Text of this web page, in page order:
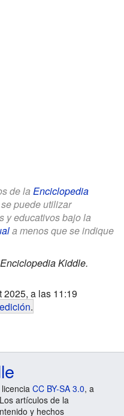
de la Enciclopedia
puede utilizar
y educativos bajo la
a menos que se indique
Enciclopedia Kiddle.
2025, a las 11:19
.
CC BY-SA 3.0, a
artículos de la
y hechos